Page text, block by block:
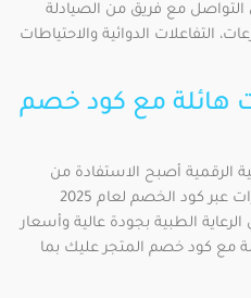
مع فريق من الصيادلة
التفاعلات الدوائية والاحتياطات
هائلة مع كود خصم
الرقمية أصبح الاستفادة من
خصومات صيدلية ماي استر الامارات عبر كود الخصم لعام 2025
الطبية بجودة عالية وأسعار
مع كود خصم المتجر عليك بما